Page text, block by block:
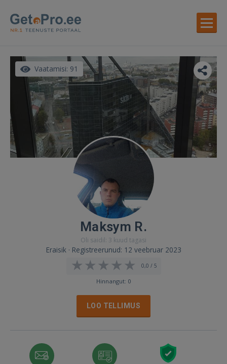
Vaatamisi: 91
Maksym R.
Oli saidil: 3 kuud tagasi
Eraisik · Registreerunud: 12 veebruar 2023
0,0 / 5
Hinnangut: 0
LOO TELLIMUS